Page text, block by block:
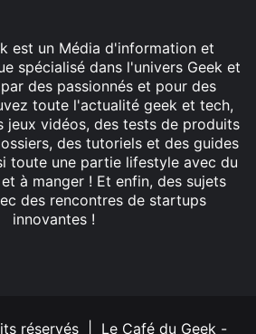
est un Média d'information et
spécialisé dans l'univers Geek et
des passionnés et pour des
toute l'actualité geek et tech,
jeux vidéos, des tests de produits
des tutoriels et des guides
toute une partie lifestyle avec du
à manger ! Et enfin, des sujets
des rencontres de startups
innovantes !
réservés | Le Café du Geek -